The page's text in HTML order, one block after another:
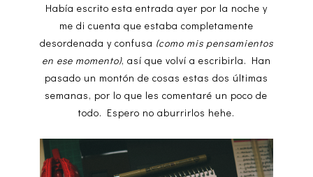
Había escrito esta entrada ayer por la noche y
me di cuenta que estaba completamente
desordenada y confusa (como mis pensamientos
en ese momento), así que volví a escribirla. Han
pasado un montón de cosas estas dos últimas
semanas, por lo que les comentaré un poco de
todo. Espero no aburrirlos hehe.